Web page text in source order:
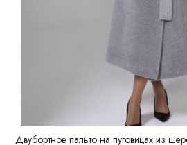
Двубортное пальто на пуговицах из